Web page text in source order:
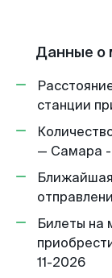
Данные о
станции
— Самара
Билеты на
11-2026